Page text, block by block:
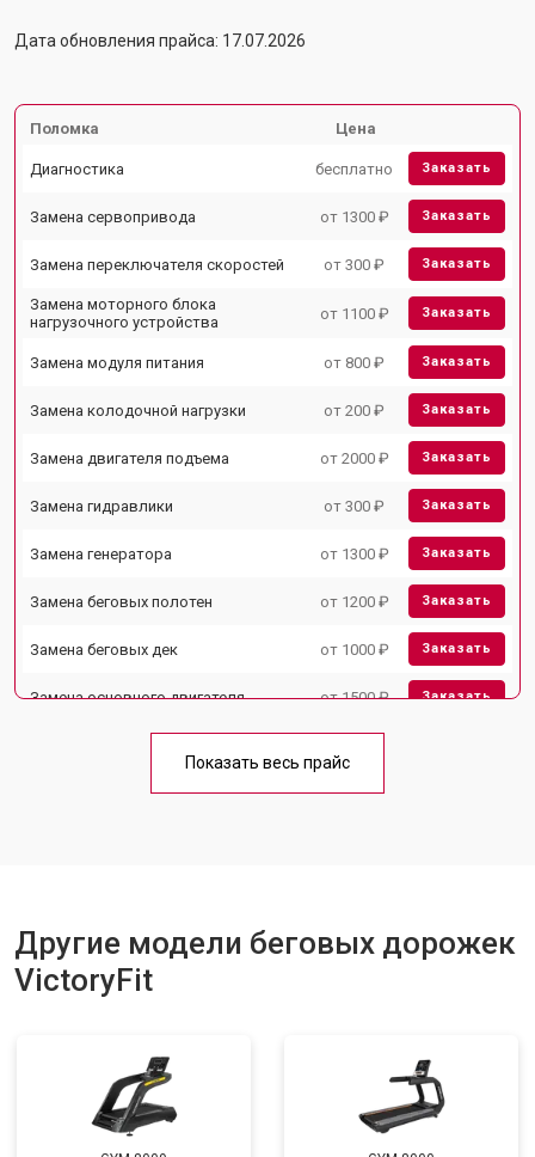
Дата обновления прайса: 17.07.2026
Поломка Цена
Диагностика бесплатно Заказать
Замена сервопривода от 1300 ₽ Заказать
Замена переключателя скоростей от 300 ₽ Заказать
Замена моторного блока
нагрузочного устройства
от 1100 ₽ Заказать
Замена модуля питания от 800 ₽ Заказать
Замена колодочной нагрузки от 200 ₽ Заказать
Замена двигателя подъема от 2000 ₽ Заказать
Замена гидравлики от 300 ₽ Заказать
Замена генератора от 1300 ₽ Заказать
Замена беговых полотен от 1200 ₽ Заказать
Замена беговых дек от 1000 ₽ Заказать
Замена основного двигателя от 1500 ₽ Заказать
Замена платы управления от 800 ₽
Показать весь прайс
Другие модели беговых дорожек
VictoryFit